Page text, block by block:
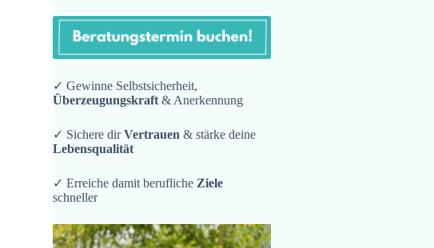
✓ Gewinne Selbstsicherheit,
Überzeugungskraft & Anerkennung
✓ Sichere dirVertrauen & stärke deine
Lebensqualität
✓ Erreiche damit berufliche Ziele
schneller